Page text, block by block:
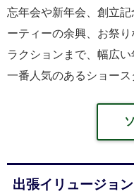
忘年会や新年会、創立
ーティーの余興、お祭
ラクションまで、幅広い
一番人気のあるショース
出張イリュージョ